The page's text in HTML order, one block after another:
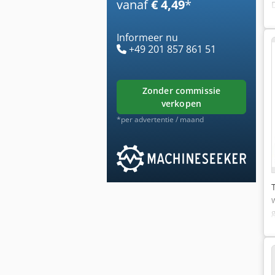
vanaf€ 4,49*
Informeer nu
+49 201 857 861 51
zonder commissie
verkopen
*per advertentie / maand